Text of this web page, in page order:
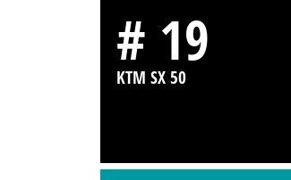
# 19
KTM SX 50